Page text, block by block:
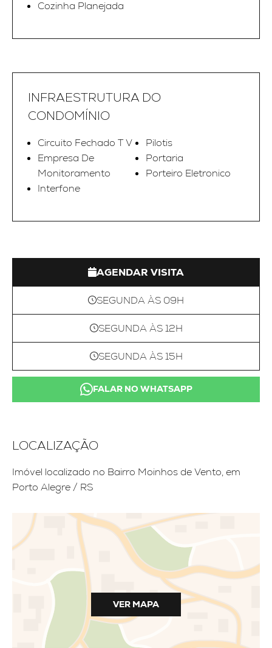
Cozinha Planejada
INFRAESTRUTURA DO
CONDOMÍNIO
Circuito Fechado T V
Empresa De
Monitoramento
Interfone
Pilotis
Portaria
Porteiro Eletronico
AGENDAR VISITA
SEGUNDA ÀS 09H
SEGUNDA ÀS 12H
SEGUNDA ÀS 15H
FALAR NO WHATSAPP
LOCALIZAÇÃO
Imóvel localizado no Bairro Moinhos de Vento, em
Porto Alegre / RS
VER MAPA